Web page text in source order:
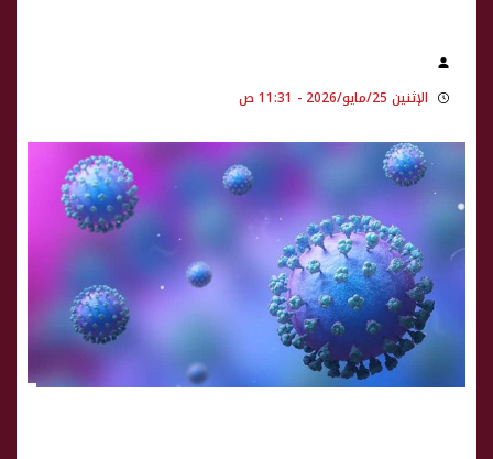
الإثنين 25/مايو/2026 - 11:31 ص